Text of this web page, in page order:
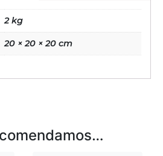
2 kg
20 × 20 × 20 cm